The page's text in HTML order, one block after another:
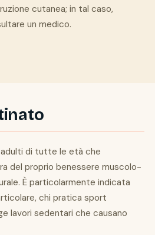
cutanea; in tal caso,
un medico.
di tutte le età che
del proprio benessere muscolo-
È particolarmente indicata
chi pratica sport
lavori sedentari che causano